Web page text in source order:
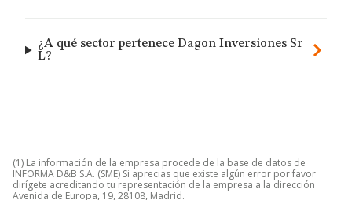
¿A qué sector pertenece Dagon Inversiones Sr
L?
(1) La información de la empresa procede de la base de datos de
INFORMA D&B S.A. (SME) Si aprecias que existe algún error por favor
dirígete acreditando tu representación de la empresa a la dirección
Avenida de Europa, 19, 28108, Madrid.